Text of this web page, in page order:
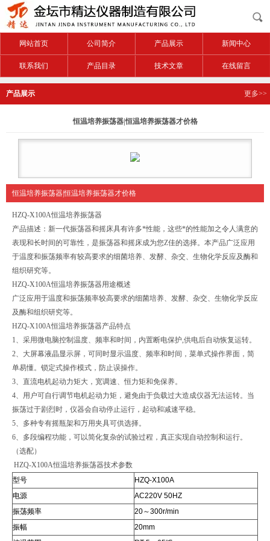
网站首页 公司简介 产品展示 新闻中心
联系我们 产品目录 技术文章 在线留言
产品展示 更多>>
恒温培养振荡器|恒温培养振荡器才价格
恒温培养振荡器|恒温培养振荡器才价格
HZQ-X100A恒温培养振荡器
产品描述：新一代振荡器和摇床具有许多*性能，这些*的性能加之令人满意的
表现和长时间的可靠性，是振荡器和摇床成为您Z佳的选择。本产品广泛应用
于温度和振荡频率有较高要求的细菌培养、发酵、杂交、生物化学反应及酶和
组织研究等。
HZQ-X100A恒温培养振荡器用途概述
广泛应用于温度和振荡频率较高要求的细菌培养、发酵、杂交、生物化学反应
及酶和组织研究等。
HZQ-X100A恒温培养振荡器产品特点
1、采用微电脑控制温度、频率和时间，内置断电保护,供电后自动恢复运转。
2、大屏幕液晶显示屏，可同时显示温度、频率和时间，菜单式操作界面，简
单易懂。锁定式操作模式，防止误操作。
3、直流电机起动力矩大，宽调速、恒力矩和免保养。
4、用户可自行调节电机起动力矩，避免由于负载过大造成仪器无法运转。当
振荡过于剧烈时，仪器会自动停止运行，起动和减速平稳。
5、多种专有摇瓶架和万用夹具可供选择。
6、多段编程功能，可以简化复杂的试验过程，真正实现自动控制和运行。
（选配）
HZQ-X100A恒温培养振荡器技术参数
型号
HZQ-X100A
电源
AC220V 50HZ
振荡频率
20～300r/min
振幅
20mm